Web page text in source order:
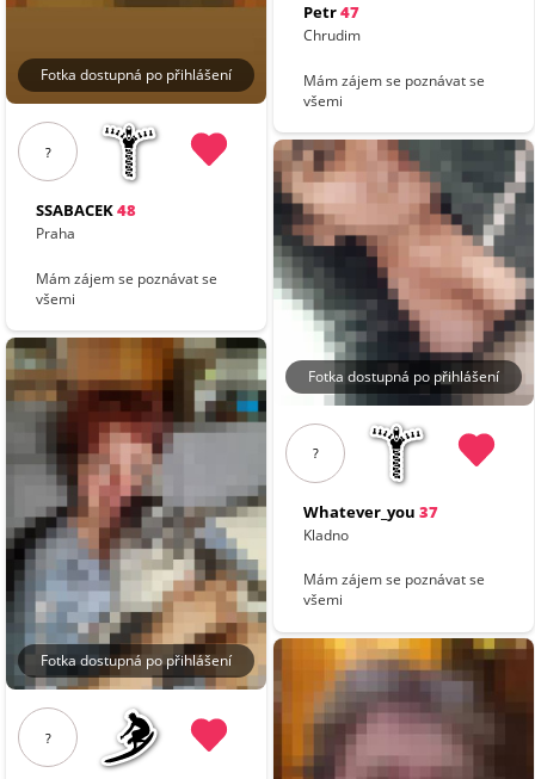
Fotka dostupná po přihlášení
?
SSABACEK48
Praha
Mám zájem se poznávat se
všemi
Fotka dostupná po přihlášení
?
Petr47
Chrudim
Mám zájem se poznávat se
všemi
Fotka dostupná po přihlášení
?
Whatever_you 37
Kladno
Mám zájem se poznávat se
všemi